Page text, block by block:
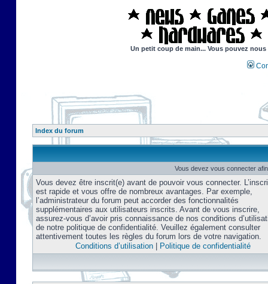
Un petit coup de main... Vous pouvez
Index du forum
Vous devez vous connecter
Vous devez être inscrit(e) avant de pouvoir vous connecter.
est rapide et vous offre de nombreux avantages. Par exemple,
l’administrateur du forum peut accorder des fonctionnalités
supplémentaires aux utilisateurs inscrits. Avant de vous inscrire,
assurez-vous d’avoir pris connaissance de nos conditions
de notre politique de confidentialité. Veuillez également consulter
attentivement toutes les règles du forum lors de votre navigation.
Conditions d’utilisation| Politique de confidentialité